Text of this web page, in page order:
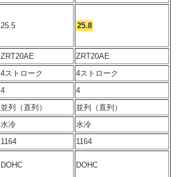
25.5 25.8
ZRT20AE
ZRT20AE
4ストローク
4ストローク
4
4
並列（直列）
並列（直列）
水冷
水冷
1164
1164
DOHC DOHC